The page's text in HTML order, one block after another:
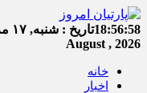
18:56:59تاریخ : شنبه, ۱۷ مرداد , ۱۴۰۵
August , 2026
خانه
اخبار